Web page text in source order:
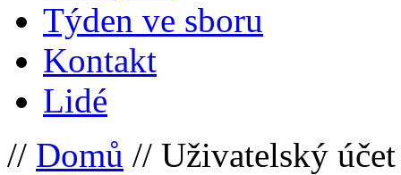
Týden ve sboru
Kontakt
Lidé
// Domů // Uživatelský účet